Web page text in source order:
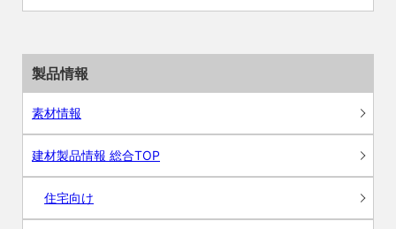
製品情報
素材情報
建材製品情報 総合TOP
住宅向け